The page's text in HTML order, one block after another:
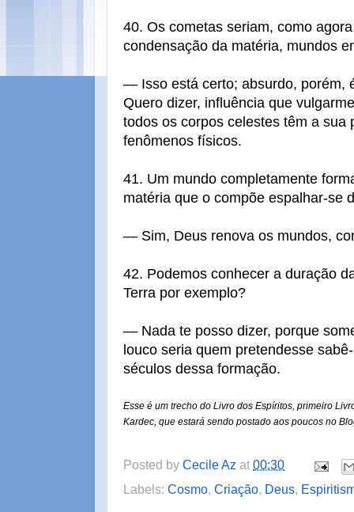
40. Os cometas seriam, como
condensação da matéria, mundos
— Isso está certo; absurdo, porém,
Quero dizer, influência que
todos os corpos celestes têm a sua
fenômenos físicos.
41. Um mundo completamente
matéria que o compõe espalhar-se
— Sim, Deus renova os mundos,
42. Podemos conhecer a duração
Terra por exemplo?
— Nada te posso dizer, porque
louco seria quem pretendesse
séculos dessa formação.
Esse é um trecho do Livro dos Espíritos, primeiro
Kardec, que estará sendo postado aos poucos no
Posted by Cecile Az at 00:30
Labels: Cosmo, Criação, Deus,